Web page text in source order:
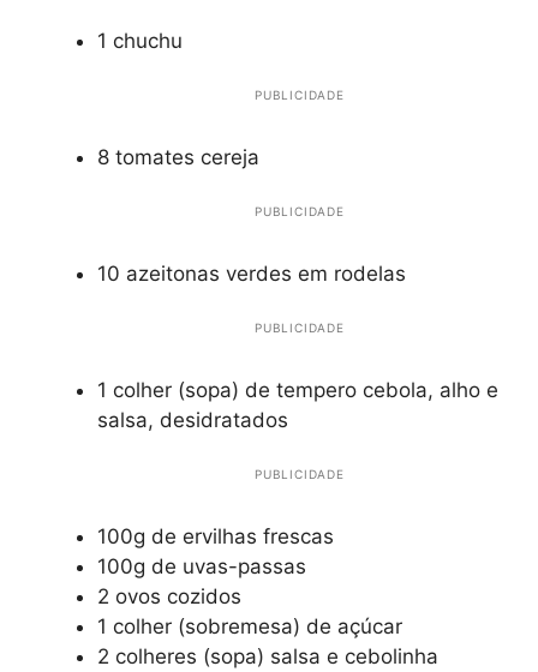
1 chuchu
PUBLICIDADE
8 tomates cereja
PUBLICIDADE
10 azeitonas verdes em rodelas
PUBLICIDADE
1 colher (sopa) de tempero cebola, alho e
salsa, desidratados
PUBLICIDADE
100g de ervilhas frescas
100g de uvas-passas
2 ovos cozidos
1 colher (sobremesa) de açúcar
2 colheres (sopa) salsa e cebolinha